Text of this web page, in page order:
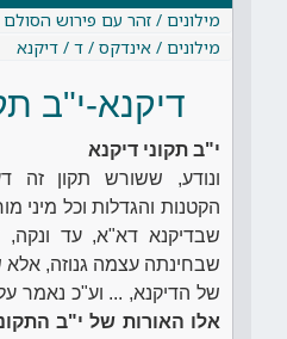
מילונים / זהר עם פירוש
מילונים / אינדקס / ד / דיקנא
דיקנא-י"ב
י"ב תקוני דיקנא
ונודע, ששורש תקון זה
הקטנות והגדלות וכל מיני
שבדיקנא דא"א, עד ונקה,
שבחינתה עצמה גנוזה, אלא
של הדיקנא, ... וע"כ נאמר
אלו האורות של י"ב